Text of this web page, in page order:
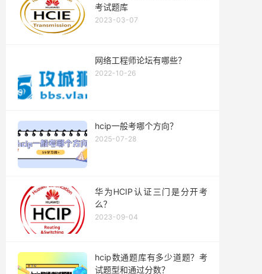
考试题库
2023-03-07
网络工程师论坛有哪些？
2022-10-26
hcip一般考哪个方向？
2025-07-28
华为HCIP认证三门是分开考
么？
2023-09-04
hcip数通题库有多少道题？考
试题型和通过分数？